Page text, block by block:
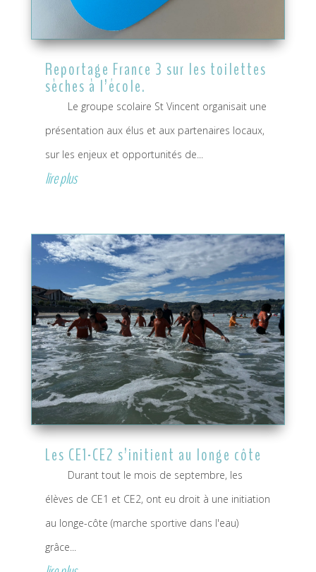
Reportage France 3 sur les toilettes
sèches à l’école.
Le groupe scolaire St Vincent organisait une
présentation aux élus et aux partenaires locaux,
sur les enjeux et opportunités de...
lire plus
Les CE1-CE2 s’initient au longe côte
Durant tout le mois de septembre, les
élèves de CE1 et CE2, ont eu droit à une initiation
au longe-côte (marche sportive dans l'eau)
grâce...